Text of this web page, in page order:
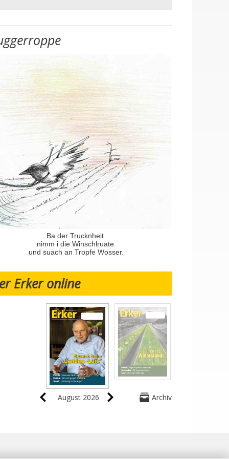
Ba der Trucknheit
nimm i die Winschlruate
und suach an Tropfe Wosser.
Erker online
August 2026 Archiv